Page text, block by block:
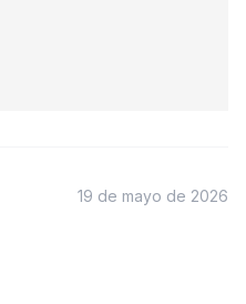
19 de mayo de 2026